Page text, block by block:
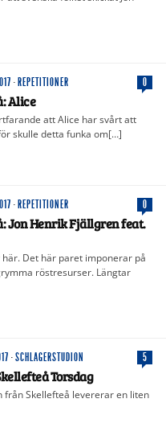
· REPETITIONER 0
Alice
att Alice har svårt att
skulle detta funka om[…]
· REPETITIONER 0
Jon Henrik Fjällgren feat.
Det här paret imponerar på
röstresurser. Längtar
·SCHLAGERSTUDION 5
Torsdag
från Skellefteå levererar en liten